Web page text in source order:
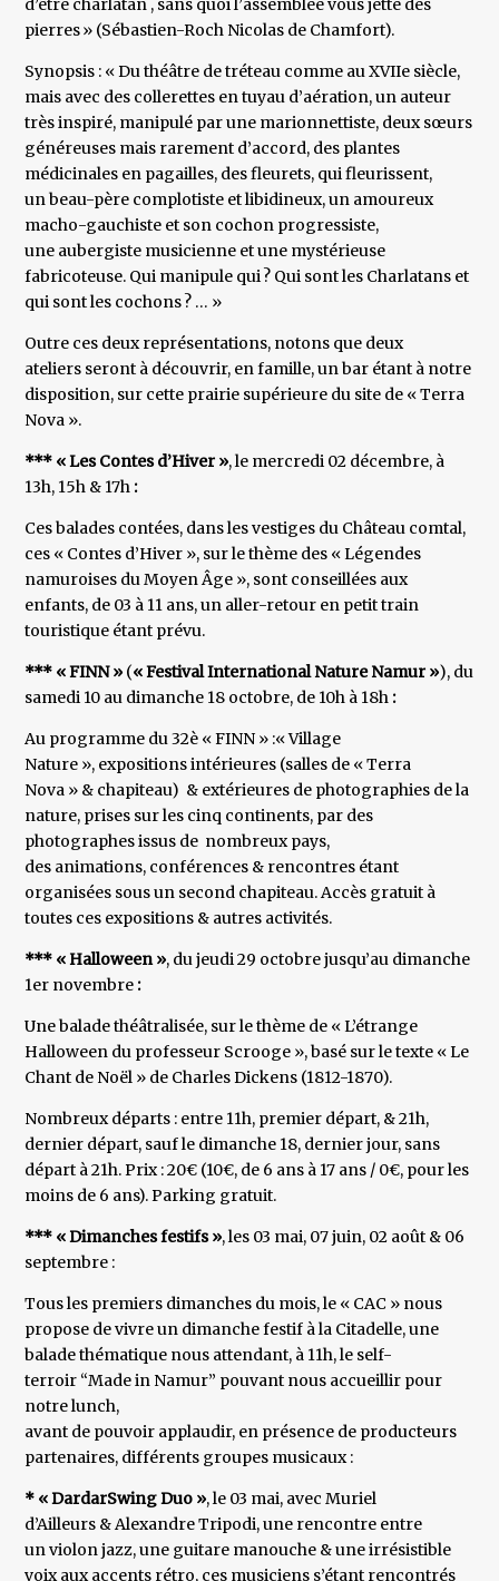
d’être charlatan , sans quoi l’assemblée vous jette des
pierres » (Sébastien-Roch Nicolas de Chamfort).
Synopsis : « Du théâtre de tréteau comme au XVIIe siècle,
mais avec des collerettes en tuyau d’aération, un auteur
très inspiré, manipulé par une marionnettiste, deux sœurs
généreuses mais rarement d’accord, des plantes
médicinales en pagailles, des fleurets, qui fleurissent,
un beau-père complotiste et libidineux, un amoureux
macho-gauchiste et son cochon progressiste,
une aubergiste musicienne et une mystérieuse
fabricoteuse. Qui manipule qui ? Qui sont les Charlatans et
qui sont les cochons ? … »
Outre ces deux représentations, notons que deux
ateliers seront à découvrir, en famille, un bar étant à notre
disposition, sur cette prairie supérieure du site de « Terra
Nova ».
*** « Les Contes d’Hiver », le mercredi 02 décembre, à
13h, 15h & 17h :
Ces balades contées, dans les vestiges du Château comtal,
ces « Contes d’Hiver », sur le thème des « Légendes
namuroises du Moyen Âge », sont conseillées aux
enfants, de 03 à 11 ans, un aller-retour en petit train
touristique étant prévu.
*** « FINN » (« Festival International Nature Namur »), du
samedi 10 au dimanche 18 octobre, de 10h à 18h :
Au programme du 32è « FINN » :« Village
Nature », expositions intérieures (salles de « Terra
Nova » & chapiteau) & extérieures de photographies de la
nature, prises sur les cinq continents, par des
photographes issus de nombreux pays,
des animations, conférences & rencontres étant
organisées sous un second chapiteau. Accès gratuit à
toutes ces expositions & autres activités.
*** « Halloween », du jeudi 29 octobre jusqu’au dimanche
1er novembre :
Une balade théâtralisée, sur le thème de « L’étrange
Halloween du professeur Scrooge », basé sur le texte « Le
Chant de Noël » de Charles Dickens (1812-1870).
Nombreux départs : entre 11h, premier départ, & 21h,
dernier départ, sauf le dimanche 18, dernier jour, sans
départ à 21h. Prix : 20€ (10€, de 6 ans à 17 ans / 0€, pour les
moins de 6 ans). Parking gratuit.
*** « Dimanches festifs », les 03 mai, 07 juin, 02 août & 06
septembre :
Tous les premiers dimanches du mois, le « CAC » nous
propose de vivre un dimanche festif à la Citadelle, une
balade thématique nous attendant, à 11h, le self-
terroir “Made in Namur” pouvant nous accueillir pour
notre lunch,
avant de pouvoir applaudir, en présence de producteurs
partenaires, différents groupes musicaux :
* « DardarSwing Duo », le 03 mai, avec Muriel
d’Ailleurs & Alexandre Tripodi, une rencontre entre
un violon jazz, une guitare manouche & une irrésistible
voix aux accents rétro, ces musiciens s’étant rencontrés